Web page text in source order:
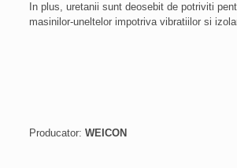
In plus, uretanii sunt deosebit de potriviti
masinilor-uneltelor impotriva vibratiilor si
Producator: WEICON